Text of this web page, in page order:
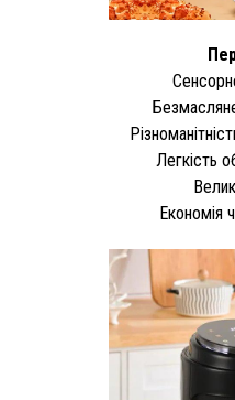
Легкість
Економія